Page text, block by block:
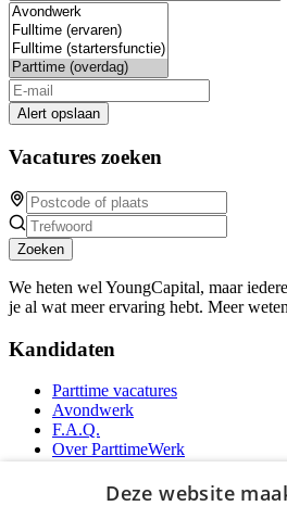
Alert opslaan
Vacatures zoeken
Zoeken
We heten wel YoungCapital, maar
je al wat meer ervaring hebt. Meer
Kandidaten
Parttime vacatures
Avondwerk
F.A.Q.
Over ParttimeWerk
YoungCapital Android App
Deze website